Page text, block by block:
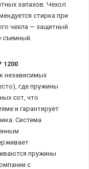
запахов. Чехол
стирка при
чехла — защитный
съемный.
1200
независимых
где пружины
сот, что
и гарантирует
Система
пружины
с